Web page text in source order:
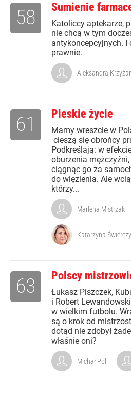
Sumienie
Katoliccy aptekarze,
nie chcą w tym
antykoncepcyjnych. I
prawnie.
58
Aleksandra
Pieskie życie
Mamy wreszcie w
cieszą się obrońcy
Podkreślają: w
oburzenia
ciągnąc go za
do więzienia. Ale
którzy...
61
Marlena Mistrzak
Katarzyna
Polscy
Łukasz Piszczek,
i Robert
w wielkim futbolu.
są o krok od
dotąd nie zdobył
właśnie oni?
63
Michał Pol